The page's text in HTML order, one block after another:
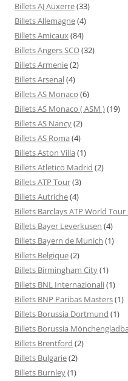
Billets AJ Auxerre(33)
Billets Allemagne(4)
Billets Amicaux(84)
Billets Angers SCO(32)
Billets Armenie(2)
Billets Arsenal(4)
Billets AS Monaco (6)
Billets AS Monaco ( ASM )(19)
Billets AS Nancy(2)
Billets AS Roma (4)
Billets Aston Villa (1)
Billets Atletico Madrid (2)
Billets ATP Tour(3)
Billets Autriche(4)
Billets Barclays ATP World Tour
Billets Bayer Leverkusen (4)
Billets Bayern de Munich (1)
Billets Belgique(2)
Billets Birmingham City(1)
Billets BNL Internazionali(1)
Billets BNP Paribas Masters(1)
Billets Borussia Dortmund (1)
Billets Borussia
Billets Brentford (2)
Billets Bulgarie(2)
Billets Burnley(1)